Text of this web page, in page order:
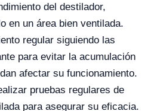
del destilador,
en un área bien ventilada.
regular siguiendo las
para evitar la acumulación
afectar su funcionamiento.
pruebas regulares de
para asegurar su eficacia.